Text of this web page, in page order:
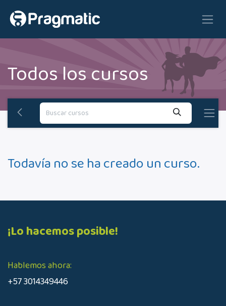
Todos los cursos
Todavía no se ha creado un curso.
¡Lo hacemos posible!
Hablemos ahora:
+57 3014349446